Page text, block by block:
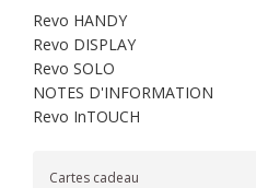
Revo HANDY
Revo DISPLAY
Revo SOLO
NOTES D'INFORMATION
Revo InTOUCH
Cartes cadeau